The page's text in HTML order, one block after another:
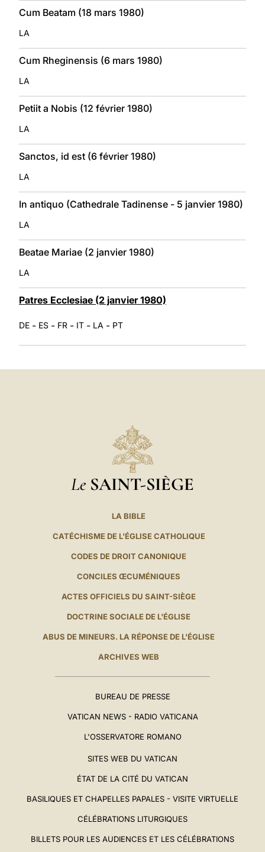
Cum Beatam (18 mars 1980)
LA
Cum Rheginensis (6 mars 1980)
LA
Petiit a Nobis (12 février 1980)
LA
Sanctos, id est (6 février 1980)
LA
In antiquo (Cathedrale Tadinense - 5 janvier 1980)
LA
Beatae Mariae (2 janvier 1980)
LA
Patres Ecclesiae (2 janvier 1980)
DE - ES - FR - IT - LA - PT
Le SAINT-SIÈGE
LA BIBLE
CATÉCHISME DE L'ÉGLISE CATHOLIQUE
CODES DE DROIT CANONIQUE
CONCILES ŒCUMÉNIQUES
ACTES OFFICIELS DU SAINT-SIÈGE
DOCTRINE SOCIALE DE L'ÉGLISE
ABUS DE MINEURS. LA RÉPONSE DE L'ÉGLISE
ARCHIVES WEB
BUREAU DE PRESSE
VATICAN NEWS - RADIO VATICANA
L'OSSERVATORE ROMANO
SITES WEB DU VATICAN
ÉTAT DE LA CITÉ DU VATICAN
BASILIQUES ET CHAPELLES PAPALES - VISITE VIRTUELLE
CÉLÉBRATIONS LITURGIQUES
BILLETS POUR LES AUDIENCES ET LES CÉLÉBRATIONS